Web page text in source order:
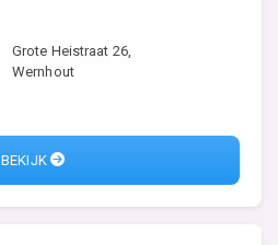
Grote Heistraat 26,
Wernhout
BEKIJK